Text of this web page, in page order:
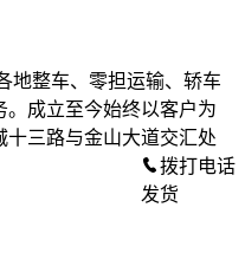
地整车、零担运输、轿车
成立至今始终以客户为
三路与金山大道交汇处
拨打电话
发货